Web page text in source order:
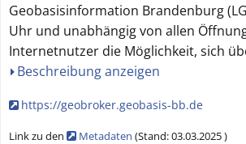
Geobasisinformation Brandenburg
Uhr und unabhängig von allen
Internetnutzer die Möglichkeit, sich
Beschreibung anzeigen
https://geobroker.geobasis-bb.de
Link zu den Metadaten (Stand:03.03.2025)